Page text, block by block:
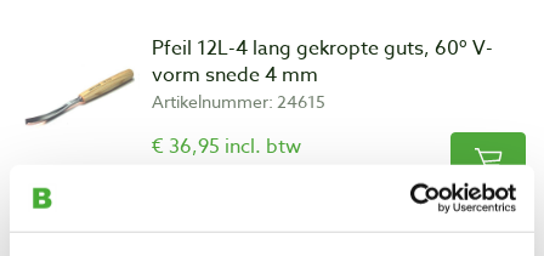
Pfeil 12L-4 lang gekropte guts, 60º V-
vorm snede 4 mm
Artikelnummer: 24615
€ 36,95 incl. btw